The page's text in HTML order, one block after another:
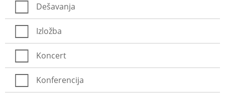
Dešavanja
Izložba
Koncert
Konferencija